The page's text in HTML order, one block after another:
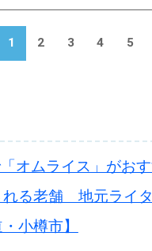
1 2 3 4 5
オムライス」がお
れる老舗 地元ライ
小樽市】